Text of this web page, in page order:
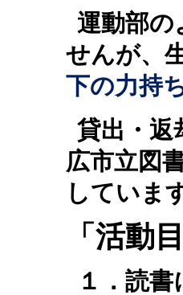
運動部
せんが、
下の力持
貸出・返
広市立図
していま
「活動
１．読